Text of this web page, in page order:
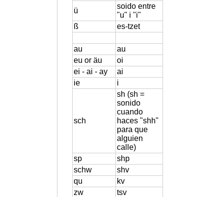
ü
soido entre
"u" i "i"
ß
es-tzet
au
au
eu or äu
oi
ei - ai - ay
ai
ie
i
sch
sh (sh =
sonido
cuando
haces "shh"
para que
alguien
calle)
sp
shp
schw
shv
qu
kv
zw
tsv